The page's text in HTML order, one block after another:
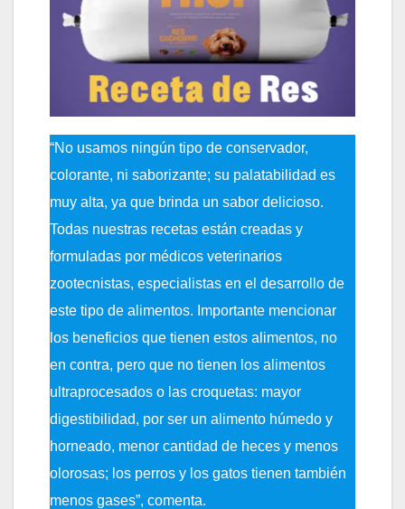
“No usamos ningún tipo de conservador,
colorante, ni saborizante; su palatabilidad es
muy alta, ya que brinda un sabor delicioso.
Todas nuestras recetas están creadas y
formuladas por médicos veterinarios
zootecnistas, especialistas en el desarrollo de
este tipo de alimentos. Importante mencionar
los beneficios que tienen estos alimentos, no
en contra, pero que no tienen los alimentos
ultraprocesados o las croquetas: mayor
digestibilidad, por ser un alimento húmedo y
horneado, menor cantidad de heces y menos
olorosas; los perros y los gatos tienen también
menos gases”, comenta.